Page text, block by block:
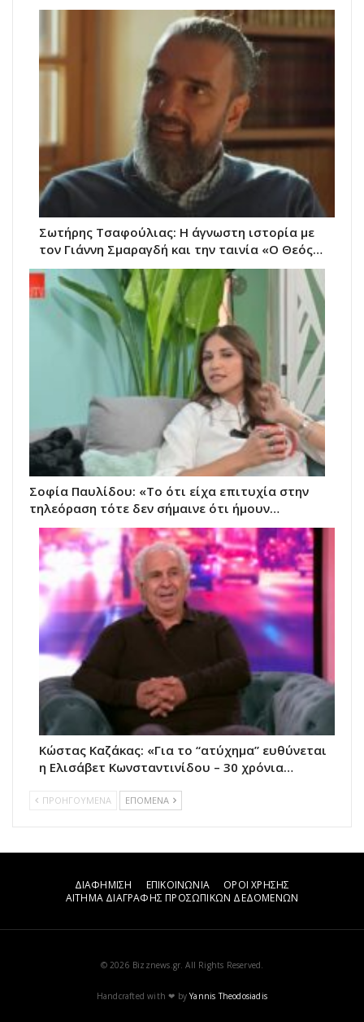
Σωτήρης Τσαφούλιας: Η άγνωστη ιστορία με
τον Γιάννη Σμαραγδή και την ταινία «Ο Θεός…
Σοφία Παυλίδου: «Το ότι είχα επιτυχία στην
τηλεόραση τότε δεν σήμαινε ότι ήμουν…
Κώστας Καζάκας: «Για το “ατύχημα” ευθύνεται
η Ελισάβετ Κωνσταντινίδου – 30 χρόνια…
ΠΡΟΗΓΟΥΜΕΝΑ ΕΠΟΜΕΝΑ
ΔΙΑΦΗΜΙΣΗ ΕΠΙΚΟΙΝΩΝΙΑ
ΟΡΟΙ ΧΡΗΣΗΣ
ΑΙΤΗΜΑ ΔΙΑΓΡΑΦΗΣ ΠΡΟΣΩΠΙΚΩΝ ΔΕΔΟΜΕΝΩΝ
© 2026 Bizznews.gr. All Rights Reserved.
Handcrafted with ❤ byYannis Theodosiadis